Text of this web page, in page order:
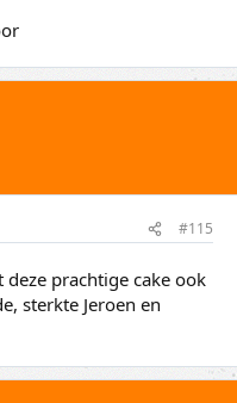
#115
prachtige cake ook
sterkte Jeroen en